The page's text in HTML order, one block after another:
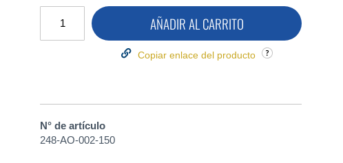
AÑADIR AL CARRITO
Copiar enlace del producto
N° de artículo
248-AO-002-150